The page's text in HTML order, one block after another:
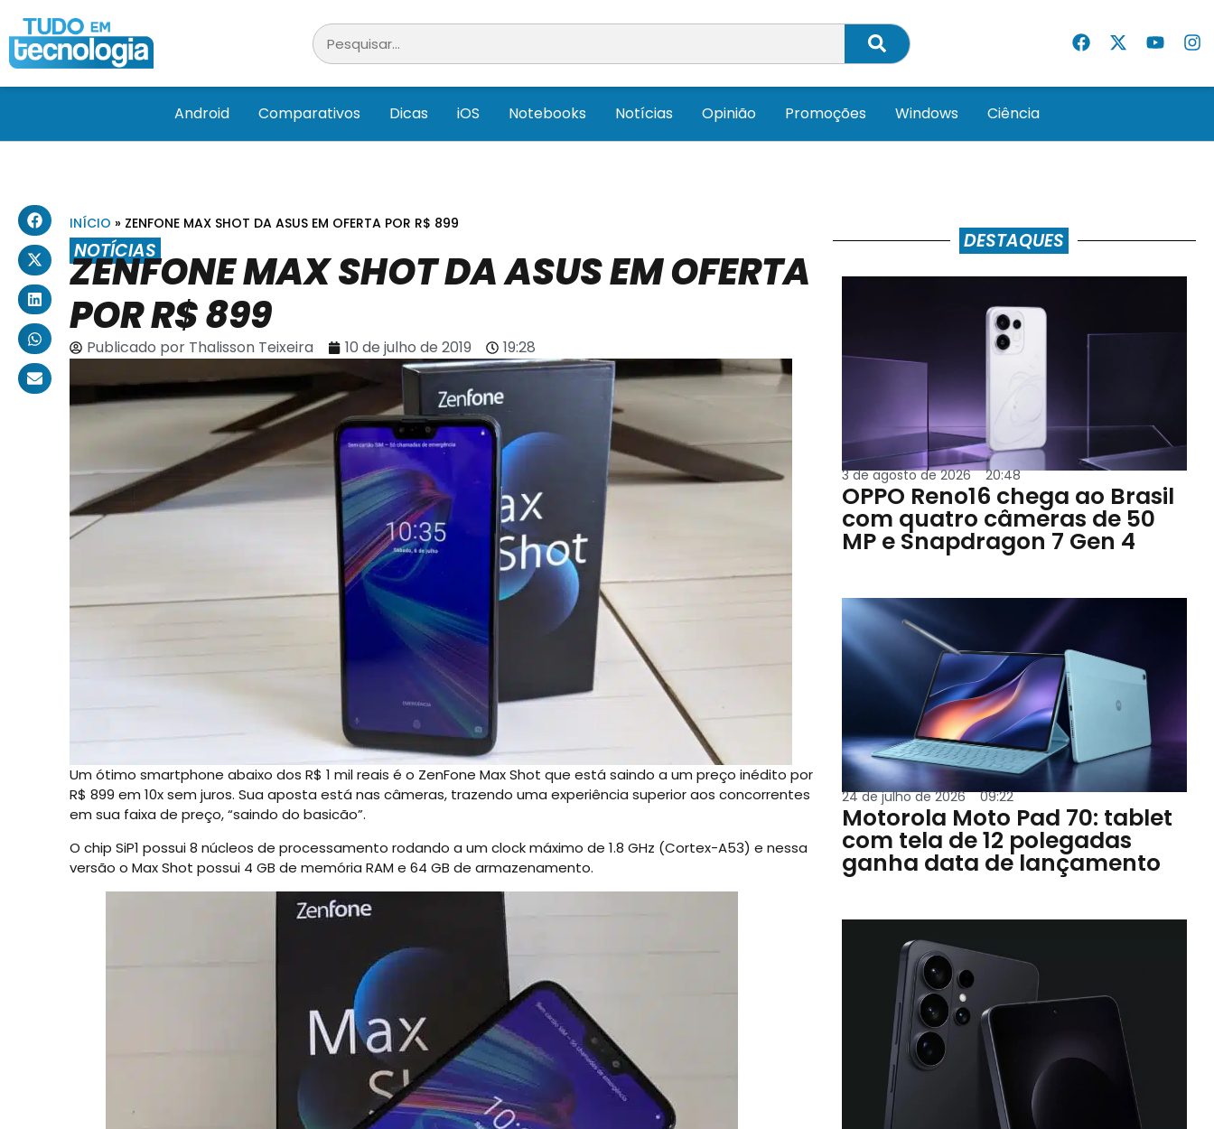
Android Comparativos Dicas iOS Notebooks Notícias Opinião Promoções Windows Ciência
INÍCIO » ZENFONE MAX SHOT DA ASUS EM OFERTA POR R$ 899
NOTÍCIAS
ZENFONE MAX SHOT DA ASUS EM OFERTA
POR R$ 899
Publicado porThalisson Teixeira 10 de julho de 2019 19:28
Um ótimo smartphone abaixo dos R$ 1 mil reais é o ZenFone Max Shot que está saindo a um preço inédito por
R$ 899 em 10x sem juros. Sua aposta está nas câmeras, trazendo uma experiência superior aos concorrentes
em sua faixa de preço, “saindo do basicão”.
O chip SiP1 possui 8 núcleos de processamento rodando a um clock máximo de 1.8 GHz (Cortex-A53) e nessa
versão o Max Shot possui 4 GB de memória RAM e 64 GB de armazenamento.
DESTAQUES
3 de agosto de 2026 20:48
OPPO Reno16 chega ao Brasil
com quatro câmeras de 50
MP e Snapdragon 7 Gen 4
24 de julho de 2026 09:22
Motorola Moto Pad 70: tablet
com tela de 12 polegadas
ganha data de lançamento